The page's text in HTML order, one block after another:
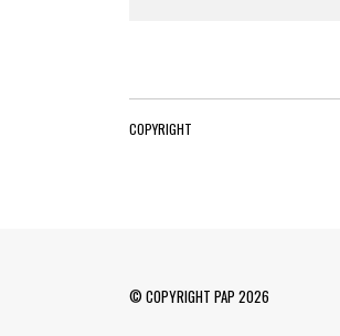
COPYRIGHT
© COPYRIGHT PAP 2026